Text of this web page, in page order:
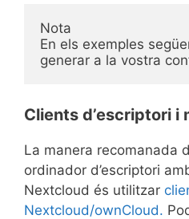
Nota
En els exemples
generar a la vostra
Clients d’escriptori i
La manera recomanada
ordinador d’escriptori
Nextcloud és utilitzar
Nextcloud/ownCloud.